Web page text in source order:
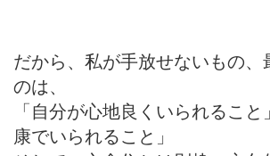
だから、私が手放せないもの、
のは、
「自分が心地良くいられるこ
康でいられること」